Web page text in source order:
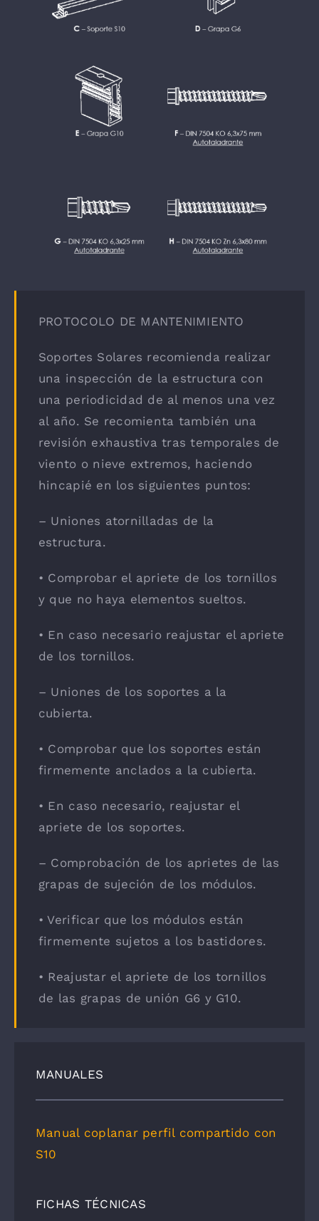
PROTOCOLO DE MANTENIMIENTO
Soportes Solares recomienda realizar
una inspección de la estructura con
una periodicidad de al menos una vez
al año. Se recomienta también una
revisión exhaustiva tras temporales de
viento o nieve extremos, haciendo
hincapié en los siguientes puntos:
– Uniones atornilladas de la
estructura.
• Comprobar el apriete de los tornillos
y que no haya elementos sueltos.
• En caso necesario reajustar el apriete
de los tornillos.
– Uniones de los soportes a la
cubierta.
• Comprobar que los soportes están
firmemente anclados a la cubierta.
• En caso necesario, reajustar el
apriete de los soportes.
– Comprobación de los aprietes de las
grapas de sujeción de los módulos.
• Verificar que los módulos están
firmemente sujetos a los bastidores.
• Reajustar el apriete de los tornillos
de las grapas de unión G6 y G10.
MANUALES
Manual coplanar perfil compartido con
S10
FICHAS TÉCNICAS